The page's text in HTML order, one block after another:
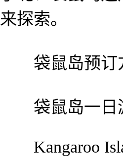
来探索。
袋鼠岛预订
袋鼠岛一日
Kangaroo